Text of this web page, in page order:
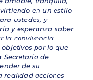
en un estilo
ustedes, y
y esperanza saber
la convivencia
objetivos por lo que
Secretaría de
de su
realidad acciones